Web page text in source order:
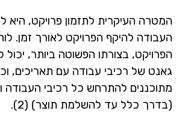
המטרה העיקרית לתזמון פרויקט, היא
העבודה להיקף הפרויקט לאורך זמן.
הפרויקט, בצורתו הפשוטה ביותר, יכול
גאנט של רכיבי עבודה עם תאריכים,
מתוכננים להתרחש כל רכיבי העבודה
(בדרך כלל עד להשלמת תוצר) (2).